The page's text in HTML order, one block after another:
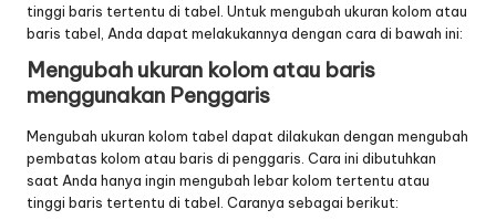
tinggi baris tertentu di tabel. Untuk mengubah ukuran kolom atau
baris tabel, Anda dapat melakukannya dengan cara di bawah ini:
Mengubah ukuran kolom atau baris
menggunakan Penggaris
Mengubah ukuran kolom tabel dapat dilakukan dengan mengubah
pembatas kolom atau baris di penggaris. Cara ini dibutuhkan
saat Anda hanya ingin mengubah lebar kolom tertentu atau
tinggi baris tertentu di tabel. Caranya sebagai berikut: